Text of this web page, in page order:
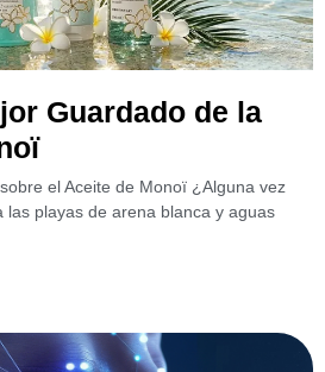
Guardado de la
el Aceite de Monoï ¿Alguna vez
las playas de arena blanca y aguas